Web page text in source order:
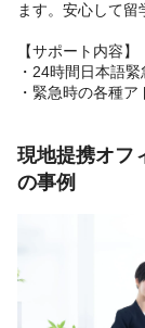
ます。安心して留
【サポート内容】
・24時間日本語
・緊急時の各種
現地提携オフ
の事例